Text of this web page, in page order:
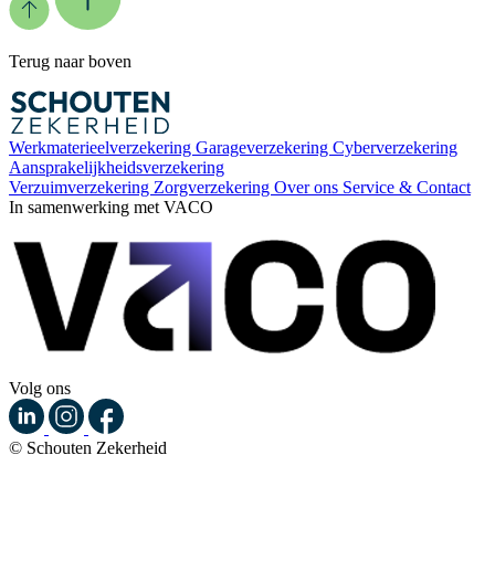
Terug naar boven
Werkmaterieelverzekering Garageverzekering Cyberverzekering
Aansprakelijkheidsverzekering
Verzuimverzekering Zorgverzekering Over ons Service & Contact
In samenwerking met VACO
Volg ons
© Schouten Zekerheid